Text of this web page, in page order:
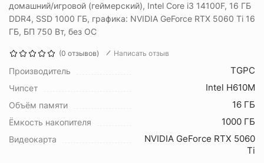
домашний/игровой (геймерский), Intel Core i3 14100F, 16 ГБ
DDR4, SSD 1000 ГБ, графика: NVIDIA GeForce RTX 5060 Ti 16
ГБ, БП 750 Вт, без ОС
(0 отзывов) Написать отзыв
Производитель TGPC
Чипсет Intel H610M
Объём памяти 16 ГБ
Ёмкость накопителя 1000 ГБ
Видеокарта
NVIDIA GeForce RTX 5060
Ti